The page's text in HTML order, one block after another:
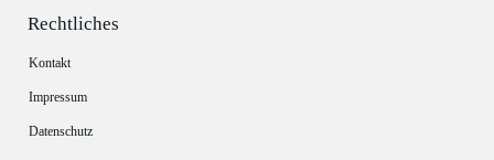
Rechtliches
Kontakt
Impressum
Datenschutz